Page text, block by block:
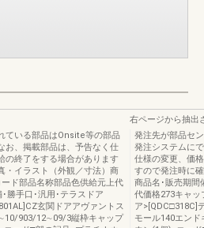
ている部品はOnsite等の部品
お、掲載部品は、予告なく仕
の終了をする場合があります
・イラスト（外観／寸法）商
ド部品名称部品色供給元上代
勝手口･汎用･テラスドア
玄関ドアアヴァントス
903/12∼09/3縦枠キャップ
右ページから抽出
発注先が部品セ
発注システムに
仕様の変更、価
すので発注時に
商品名･販売期間
代価格273キャッ
ア>[QDC□318C]
モール140エン